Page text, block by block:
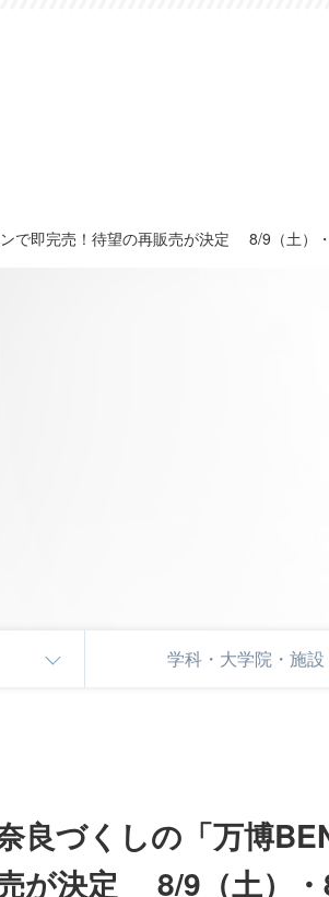
で即完売！待望の再販売が決定 8/9（土
学科・大学院・施設
良づくしの「万博
が決定 8/9（土）